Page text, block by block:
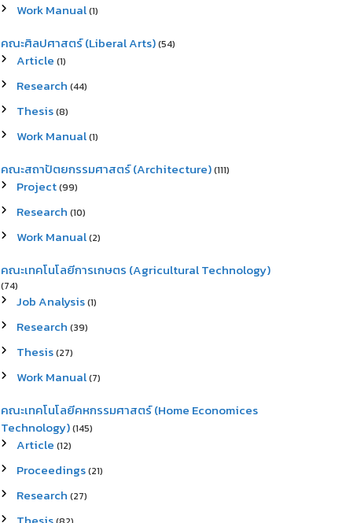
Work Manual(1)
คณะศิลปศาสตร์ (Liberal Arts)(54)
Article (1)
Research (44)
Thesis(8)
Work Manual(1)
คณะสถาปัตยกรรมศาสตร์ (Architecture)(111)
Project(99)
Research (10)
Work Manual(2)
คณะเทคโนโลยีการเกษตร (Agricultural Technology)
(74)
Job Analysis(1)
Research (39)
Thesis(27)
Work Manual(7)
คณะเทคโนโลยีคหกรรมศาสตร์ (Home Economices
Technology)(145)
Article (12)
Proceedings(21)
Research (27)